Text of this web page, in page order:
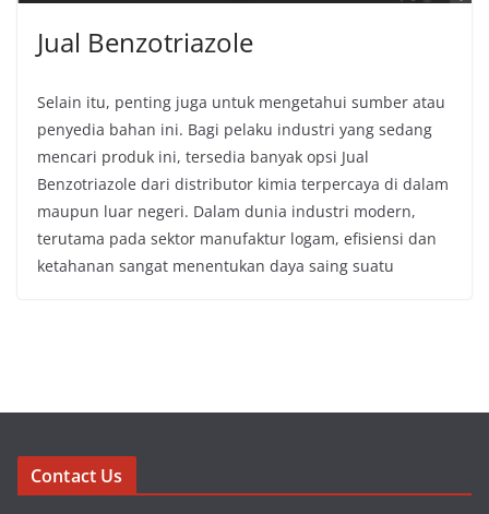
Jual Benzotriazole
Selain itu, penting juga untuk mengetahui sumber atau
penyedia bahan ini. Bagi pelaku industri yang sedang
mencari produk ini, tersedia banyak opsi Jual
Benzotriazole dari distributor kimia terpercaya di dalam
maupun luar negeri. Dalam dunia industri modern,
terutama pada sektor manufaktur logam, efisiensi dan
ketahanan sangat menentukan daya saing suatu
Contact Us